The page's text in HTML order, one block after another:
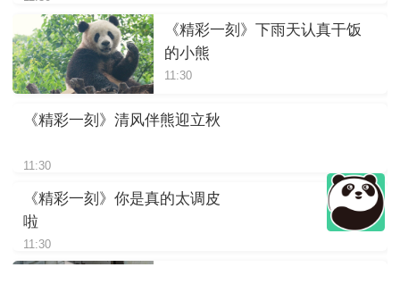
《精彩一刻》下雨天认真干饭
的小熊
11:30
《精彩一刻》清风伴熊迎立秋
11:30
《精彩一刻》你是真的太调皮
啦
11:30